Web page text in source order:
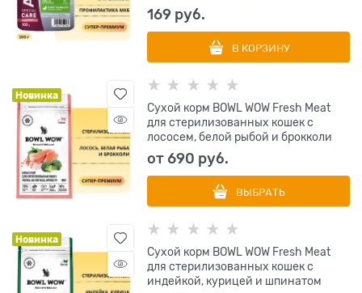
169 руб.
В КОРЗИНУ
Новинка
Сухой корм BOWL WOW Fresh Meat
для стерилизованных кошек с
лососем, белой рыбой и брокколи
от690 руб.
ВЫБРАТЬ
Новинка
Сухой корм BOWL WOW Fresh Meat
для стерилизованных кошек с
индейкой, курицей и шпинатом